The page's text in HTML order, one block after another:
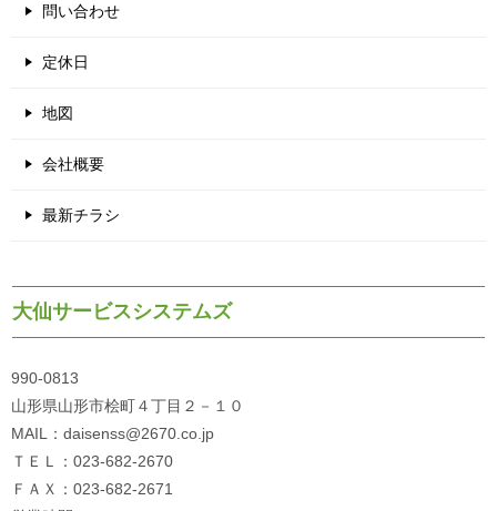
問い合わせ
定休日
地図
会社概要
最新チラシ
大仙サービスシステムズ
990-0813
山形県山形市桧町４丁目２－１０
MAIL：daisenss@2670.co.jp
ＴＥＬ：023-682-2670
ＦＡＸ：023-682-2671